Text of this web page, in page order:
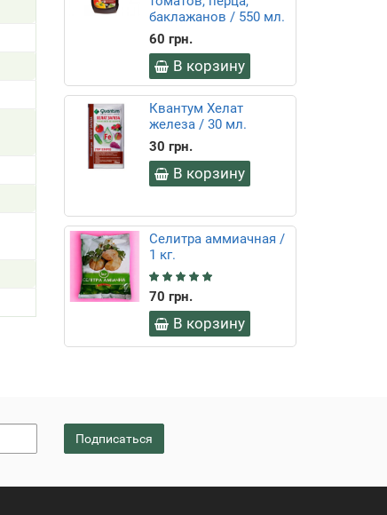
баклажанов / 550 мл.
60 грн.
В корзину
Квантум Хелат
железа / 30 мл.
30 грн.
В корзину
Селитра аммиачная /
1 кг.
70 грн.
В корзину
Подписаться